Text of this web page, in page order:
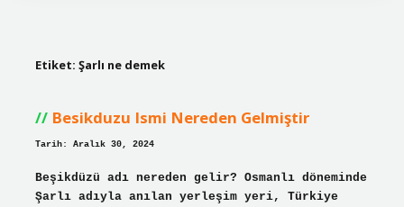
Etiket: Şarlı ne demek
Besikduzu Ismi Nereden Gelmiştir
Tarih: Aralık 30, 2024
Beşikdüzü adı nereden gelir? Osmanlı döneminde
Şarlı adıyla anılan yerleşim yeri, Türkiye